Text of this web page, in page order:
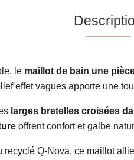
le maillot de bain une
effet vagues apporte une
larges bretelles croisées
offrent confort et galbe
recyclé Q-Nova, ce maillot